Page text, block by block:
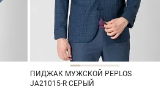
ПИДЖАК МУЖСКОЙ PEPLOS
JA21015-R СЕРЫЙ